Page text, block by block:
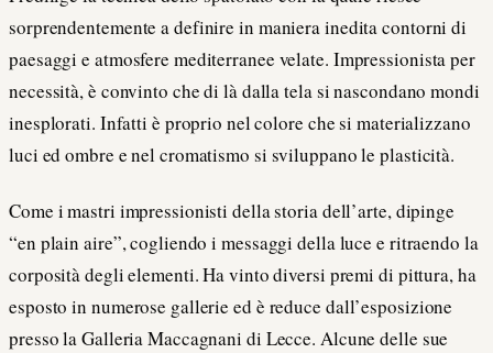
sorprendentemente a definire in maniera inedita contorni di
paesaggi e atmosfere mediterranee velate. Impressionista per
necessità, è convinto che di là dalla tela si nascondano mondi
inesplorati. Infatti è proprio nel colore che si materializzano
luci ed ombre e nel cromatismo si sviluppano le plasticità.
Come i mastri impressionisti della storia dell’arte, dipinge
“en plain aire”, cogliendo i messaggi della luce e ritraendo la
corposità degli elementi. Ha vinto diversi premi di pittura, ha
esposto in numerose gallerie ed è reduce dall’esposizione
presso la Galleria Maccagnani di Lecce. Alcune delle sue